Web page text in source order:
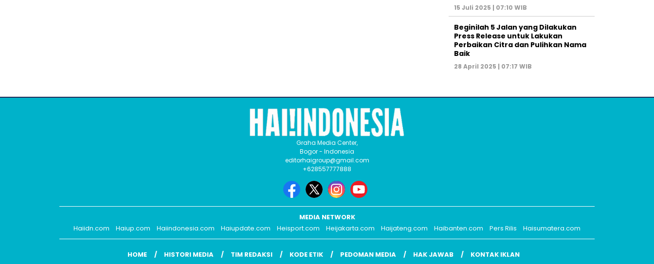
15 Juli 2025 | 07:10 WIB
Beginilah 5 Jalan yang Dilakukan
Press Release untuk Lakukan
Perbaikan Citra dan Pulihkan Nama
Baik
28 April 2025 | 07:17 WIB
Graha Media Center,
Bogor - Indonesia
editorhaigroup@gmail.com
+628557777888
MEDIA NETWORK
Haiidn.com
Haiup.com Haiindonesia.com Haiupdate.com Heisport.com Heijakarta.com Haijateng.com Haibanten.com Pers Rilis Haisumatera.com
HOME HISTORI MEDIA TIM REDAKSI KODE ETIK PEDOMAN MEDIA HAK JAWAB KONTAK IKLAN